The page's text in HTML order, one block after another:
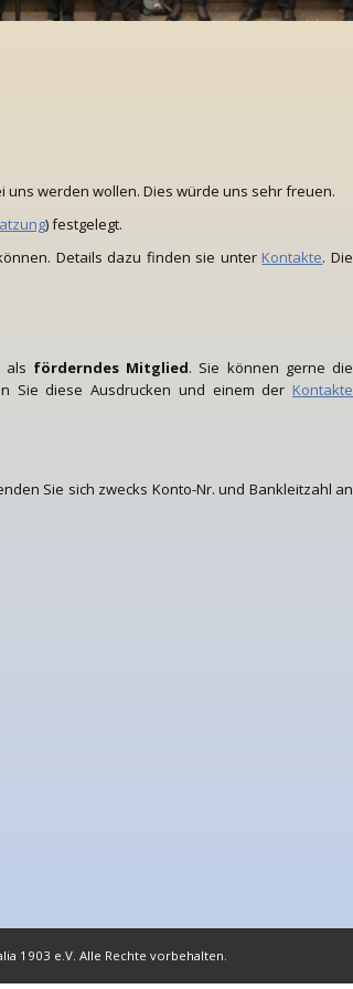
uns werden wollen. Dies würde uns sehr freuen.
) festgelegt.
Details dazu finden sie unter Kontakte. Die
als förderndes Mitglied. Sie können gerne die
Sie diese Ausdrucken und einem der Kontakte
Sie sich zwecks Konto-Nr. und Bankleitzahl an
1903 e.V. Alle Rechte vorbehalten.